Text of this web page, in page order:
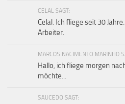
CELAL SAGT:
Celal. Ich fliege seit 30
Arbeiter.
MARCOS NACIMENTO MARINHO
Hallo, ich fliege morgen
möchte...
SAUCEDO SAGT: